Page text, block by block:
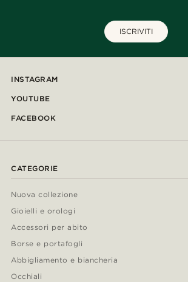
ISCRIVITI
INSTAGRAM
YOUTUBE
FACEBOOK
CATEGORIE
Nuova collezione
Gioielli e orologi
Accessori per abito
Borse e portafogli
Abbigliamento e biancheria
Occhiali